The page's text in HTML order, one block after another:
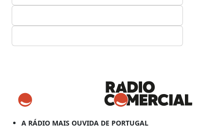
A RÁDIO MAIS OUVIDA DE PORTUGAL